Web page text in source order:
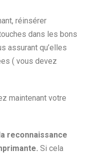
réinsérer
dans les bons
assurant qu’elles
( vous devez
maintenant votre
reconnaissance
Si cela